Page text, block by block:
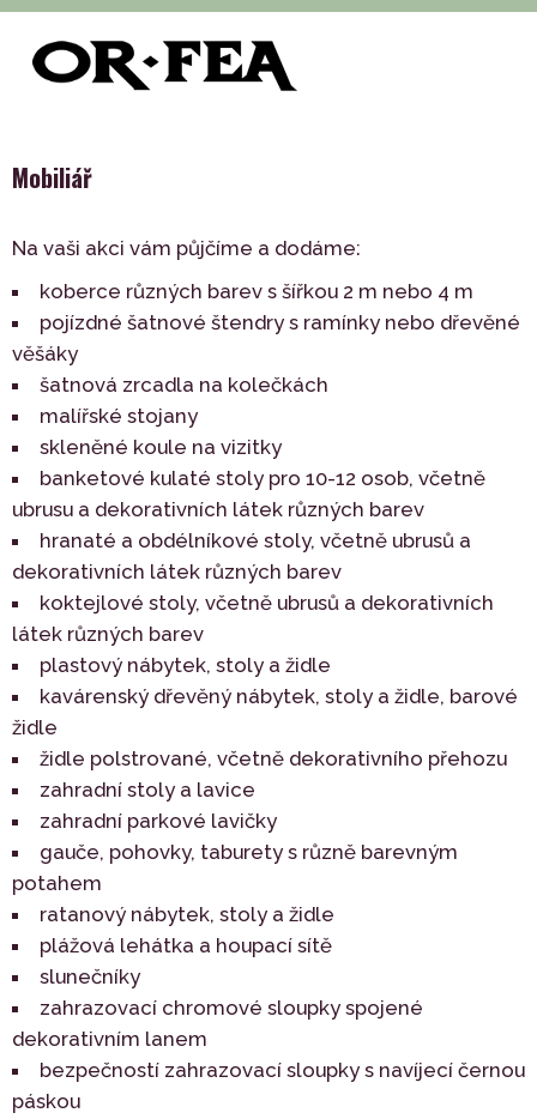
of-fea, programové centrum > Služby
Mobiliář
Mobiliář
Na vaši akci vám půjčíme a dodáme:
koberce různých barev s šířkou 2 m nebo 4 m
pojízdné šatnové štendry s ramínky nebo dřevěné
věšáky
šatnová zrcadla na kolečkách
malířské stojany
skleněné koule na vizitky
banketové kulaté stoly pro 10-12 osob, včetně
ubrusu a dekorativních látek různých barev
hranaté a obdélníkové stoly, včetně ubrusů a
dekorativních látek různých barev
koktejlové stoly, včetně ubrusů a dekorativních
látek různých barev
plastový nábytek, stoly a židle
kavárenský dřevěný nábytek, stoly a židle, barové
židle
židle polstrované, včetně dekorativního přehozu
zahradní stoly a lavice
zahradní parkové lavičky
gauče, pohovky, taburety s různě barevným
potahem
ratanový nábytek, stoly a židle
plážová lehátka a houpací sítě
slunečníky
zahrazovací chromové sloupky spojené
dekorativním lanem
bezpečností zahrazovací sloupky s navíjecí černou
páskou